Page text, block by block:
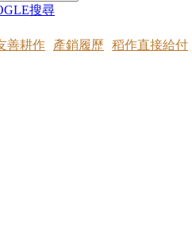
搜尋
善耕作 產銷履歷 稻作直接給付